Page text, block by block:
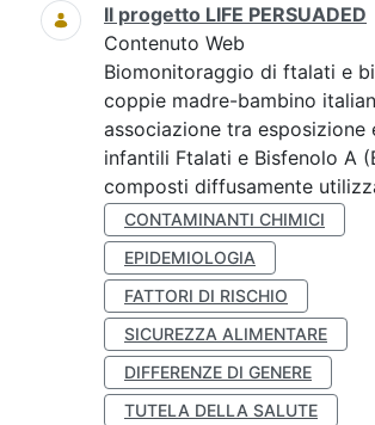
Il progetto LIFE PERSUADED
Contenuto Web
Biomonitoraggio di ftalati e
coppie madre-bambino
associazione tra esposizione
infantili Ftalati e Bisfenolo A
composti diffusamente
CONTAMINANTI CHIMICI
EPIDEMIOLOGIA
FATTORI DI RISCHIO
SICUREZZA ALIMENTARE
DIFFERENZE DI GENERE
TUTELA DELLA SALUTE